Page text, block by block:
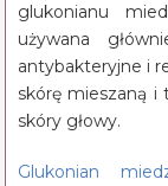
glukonianu
używana
antybakteryjne i
skórę mieszaną i
skóry głowy.
Glukonian